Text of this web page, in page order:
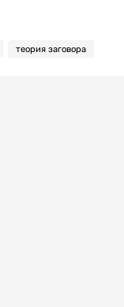
теория заговора